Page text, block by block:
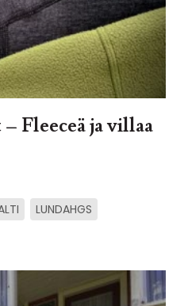
Fleeceä ja villaa
LUNDAHGS